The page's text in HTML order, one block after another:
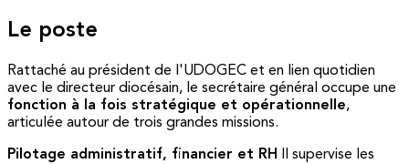
Le poste
Rattaché au président de l'UDOGEC et en lien quotidien
avec le directeur diocésain, le secrétaire général occupe une
fonction à la fois stratégique et opérationnelle,
articulée autour de trois grandes missions.
Pilotage administratif, financier et RH Il supervise les